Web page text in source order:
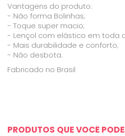
Vantagens do produto:
- Não forma Bolinhas;
- Toque super macio;
- Lençol com elástico em toda
- Mais durabilidade e conforto;
- Não desbota.
Fabricado no Brasil
PRODUTOS QUE VOCÊ